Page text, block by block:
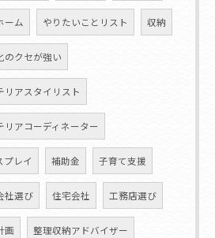
ーム やりたいことリスト 収納
のクセが強い
リアスタイリスト
リアコーディネーター
プレイ 補助金 子育て支援
社選び 住宅会社 工務店選び
画 整理収納アドバイザー